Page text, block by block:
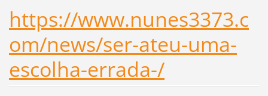
https://www.nunes3373.c
om/news/ser-ateu-uma-
escolha-errada-/